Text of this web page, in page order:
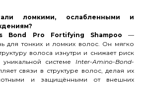
ломкими, ослабленными и
Bond Pro Fortifying Shampoo —
для тонких и ломких волос. Он мягко
волоса изнутри и снижает риск
системе Inter-Amino-Bond-
связи в структуре волос, делая их
и защищёнными от внешних